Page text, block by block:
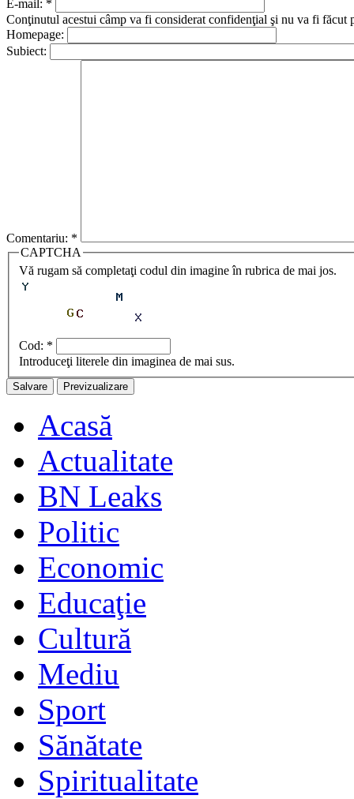
E-mail: *
Conţinutul acestui câmp va fi considerat confidenţial şi nu va fi făcut
Homepage:
Subiect:
Comentariu: *
CAPTCHA
Vă rugam să completaţi codul din imagine în rubrica de mai jos.
Cod: *
Introduceţi literele din imaginea de mai sus.
Acasă
Actualitate
BN Leaks
Politic
Economic
Educaţie
Cultură
Mediu
Sport
Sănătate
Spiritualitate